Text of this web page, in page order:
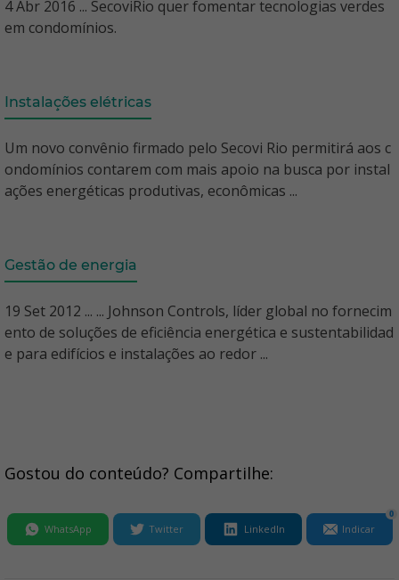
4 Abr 2016 ... SecoviRio quer fomentar tecnologias verdes
em condomínios.
Instalações elétricas
Um novo convênio firmado pelo Secovi Rio permitirá aos c
ondomínios contarem com mais apoio na busca por instal
ações energéticas produtivas, econômicas ...
Gestão de energia
19 Set 2012 ... ... Johnson Controls, líder global no fornecim
ento de soluções de eficiência energética e sustentabilidad
e para edifícios e instalações ao redor ...
Gostou do conteúdo? Compartilhe:
WhatsApp Twitter LinkedIn Indicar
0